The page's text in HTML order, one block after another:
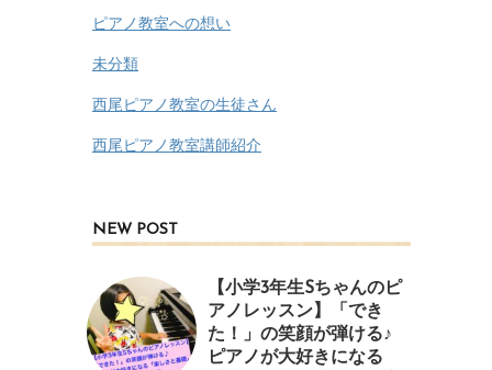
ピアノ教室への想い
未分類
西尾ピアノ教室の生徒さん
西尾ピアノ教室講師紹介
NEW POST
【小学3年生Sちゃんのピ
アノレッスン】「でき
た！」の笑顔が弾ける♪
ピアノが大好きになる